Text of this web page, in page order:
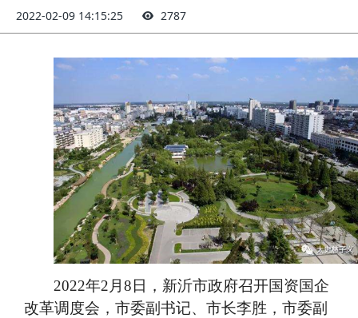
2022-02-09 14:15:25 2787
2022年2月8日，新沂市政府召开国资国企
改革调度会，市委副书记、市长李胜，市委副